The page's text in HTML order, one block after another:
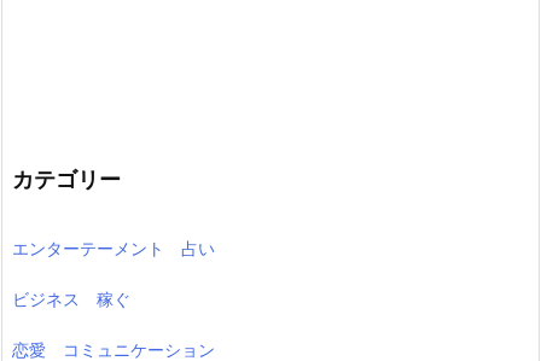
カテゴリー
エンターテーメント 占い
ビジネス 稼ぐ
恋愛 コミュニケーション